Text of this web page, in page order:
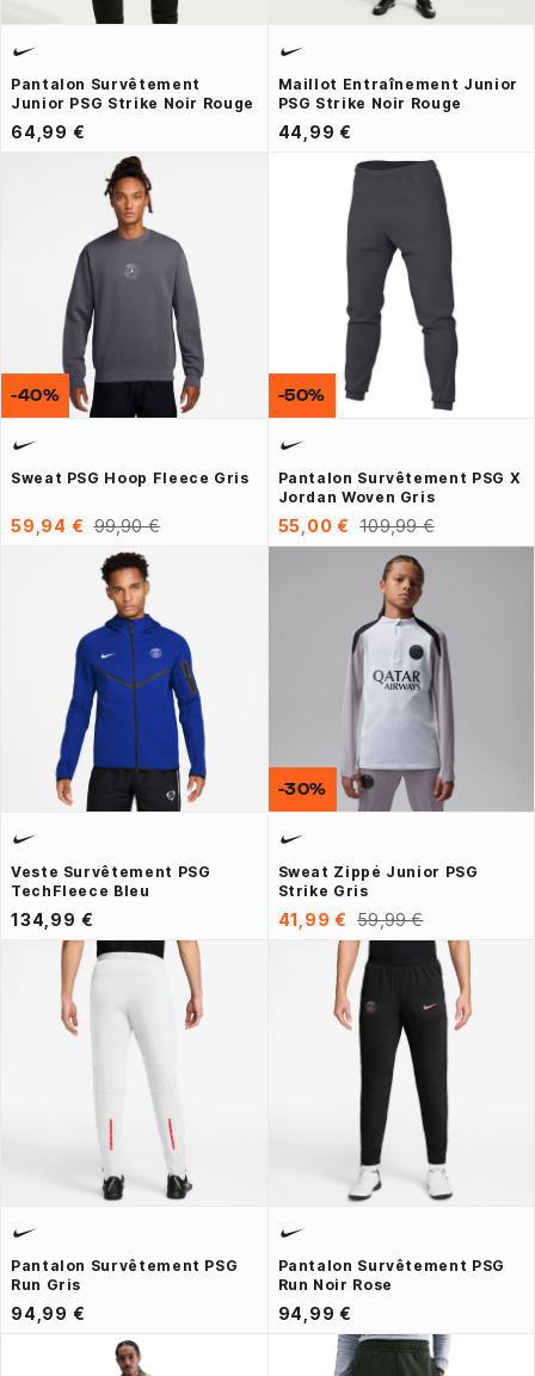
Pantalon Survêtement
Junior PSG Strike Noir Rouge
64,99 €
Maillot Entraînement Junior
PSG Strike Noir Rouge
44,99 €
Sweat PSG Hoop Fleece Gris
59,94 € 99,90 €
-40%
Pantalon Survêtement PSG X
Jordan Woven Gris
55,00 € 109,99 €
-50%
Veste Survêtement PSG
TechFleece Bleu
134,99 €
Sweat Zippé Junior PSG
Strike Gris
41,99 € 59,99 €
-30%
Pantalon Survêtement PSG
Run Gris
94,99 €
Pantalon Survêtement PSG
Run Noir Rose
94,99 €